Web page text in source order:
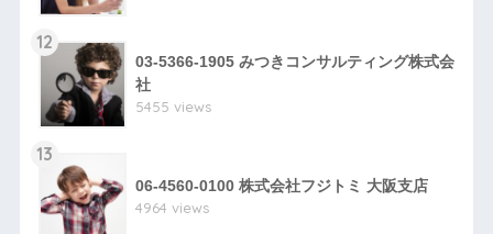
12
03-5366-1905 みつきコンサルティング株式会
社
5455 views
13
06-4560-0100 株式会社フジトミ 大阪支店
4964 views